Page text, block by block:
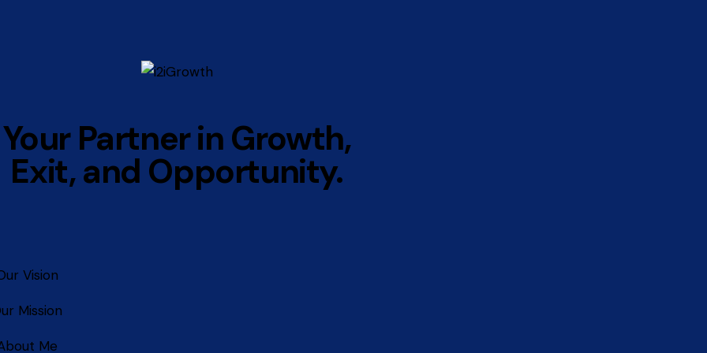
Your Partner in Growth,
Exit, and Opportunity.
Vision
Mission
Me